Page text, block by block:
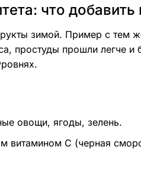
что
зимой. Пример с тем
простуды прошли легче и
овощи, ягоды, зелень.
витамином С (черная